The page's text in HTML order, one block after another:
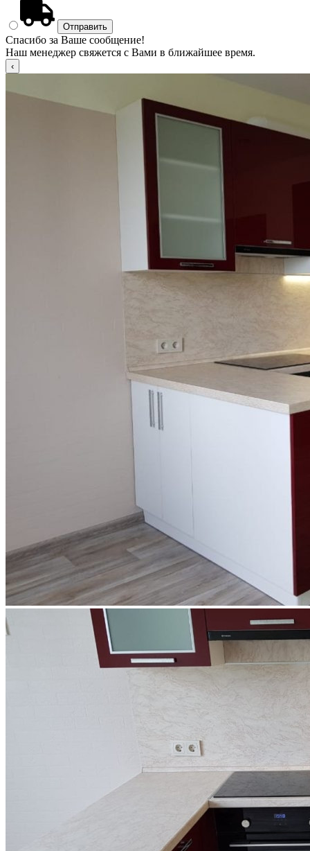
Спасибо за Ваше сообщение!
Наш менеджер свяжется с Вами в ближайшее время.